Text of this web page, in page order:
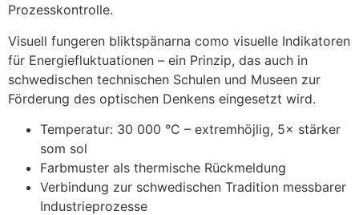
Prozesskontrolle.
Visuell fungeren bliktspänarna como visuelle Indikatoren
für Energiefluktuationen – ein Prinzip, das auch in
schwedischen technischen Schulen und Museen zur
Förderung des optischen Denkens eingesetzt wird.
Temperatur: 30 000 °C – extremhöjlig, 5× stärker
som sol
Farbmuster als thermische Rückmeldung
Verbindung zur schwedischen Tradition messbarer
Industrieprozesse